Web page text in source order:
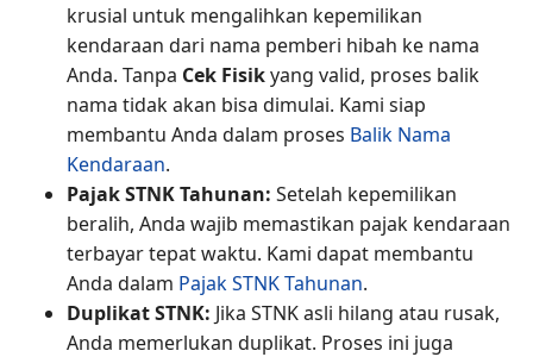
krusial untuk mengalihkan kepemilikan
kendaraan dari nama pemberi hibah ke nama
Anda. Tanpa Cek Fisikyang valid, proses balik
nama tidak akan bisa dimulai. Kami siap
membantu Anda dalam proses Balik Nama
Kendaraan.
Pajak STNK Tahunan: Setelah kepemilikan
beralih, Anda wajib memastikan pajak kendaraan
terbayar tepat waktu. Kami dapat membantu
Anda dalam Pajak STNK Tahunan.
Duplikat STNK: Jika STNK asli hilang atau rusak,
Anda memerlukan duplikat. Proses ini juga